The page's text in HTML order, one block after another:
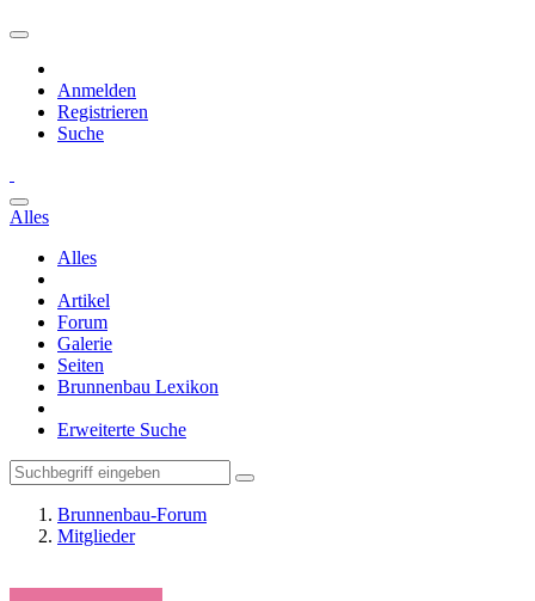
Anmelden
Registrieren
Suche
Alles
Alles
Artikel
Forum
Galerie
Seiten
Brunnenbau Lexikon
Erweiterte Suche
Brunnenbau-Forum
Mitglieder